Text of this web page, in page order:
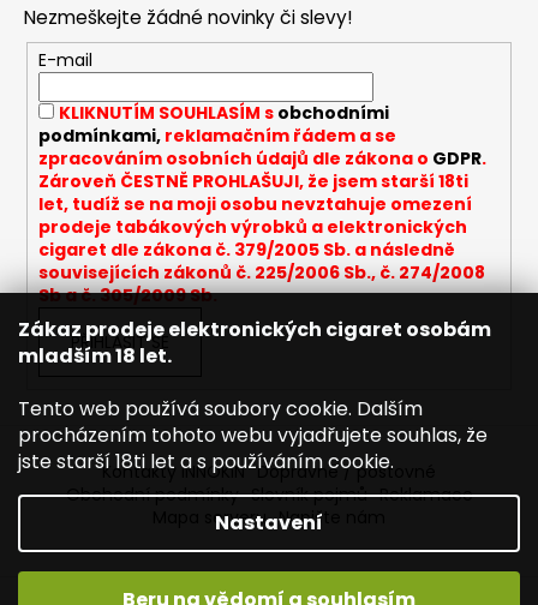
Zákaz prodeje elektronických cigaret osobám
mladším 18 let.
Tento web používá soubory cookie. Dalším
procházením tohoto webu vyjadřujete souhlas, že
jste starší 18ti let a s používáním cookie.
Nastavení
a
c
í
p
r
v
k
y
v
ý
p
s
Nezmeškejte žádné novinky či slevy!
E-mail
KLIKNUTÍM SOUHLASÍM s obchodními
podmínkami,reklamačním řádem a se
zpracováním osobních údajů dle zákona o GDPR.
Zároveň ČESTNĚ PROHLAŠUJI, že jsem starší 18ti
let, tudíž se na moji osobu nevztahuje omezení
prodeje tabákových výrobků a elektronických
cigaret dle zákona č. 379/2005 Sb. a následně
souvisejících zákonů č. 225/2006 Sb., č. 274/2008
Sb a č. 305/2009 Sb.
PŘIHLÁSIT SE
Kontakty INNOKIN Dopravné / poštovné
Obchodní podmínky Slovník pojmů Reklamace
Mapa serveru Napište nám